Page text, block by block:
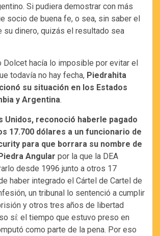
Si pudiera demostrar con más
socio de buena fe, o sea, sin saber el
su dinero, quizás el resultado sea
Dolcet hacía lo imposible por evitar el
todavía no hay fecha, Piedrahita
su situación en los Estados
y Argentina.
Unidos, reconoció haberle pagado
17.700 dólares a un funcionario de
para que borrara su nombre de
Angular por la que la DEA
desde 1996 junto a otros 17
haber integrado el Cártel de Cartel de
un tribunal lo sentenció a cumplir
y otros tres años de libertad
sí: el tiempo que estuvo preso en
como parte de la pena. Por eso